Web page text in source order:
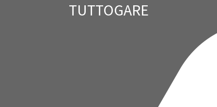
TUTTOGARE